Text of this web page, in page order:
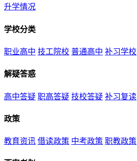
升学情况
学校分类
职业高中 技工院校 普通高中 补习学校
解疑答惑
高中答疑 职高答疑 技校答疑 补习复读
政策
教育资讯 借读政策 中考政策 职教政策